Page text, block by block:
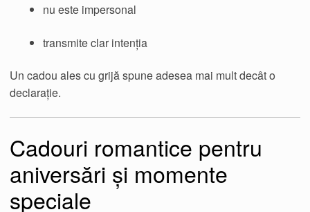
nu este impersonal
transmite clar intenția
Un cadou ales cu grijă spune adesea mai mult decât o
declarație.
Cadouri romantice pentru
aniversări și momente
speciale